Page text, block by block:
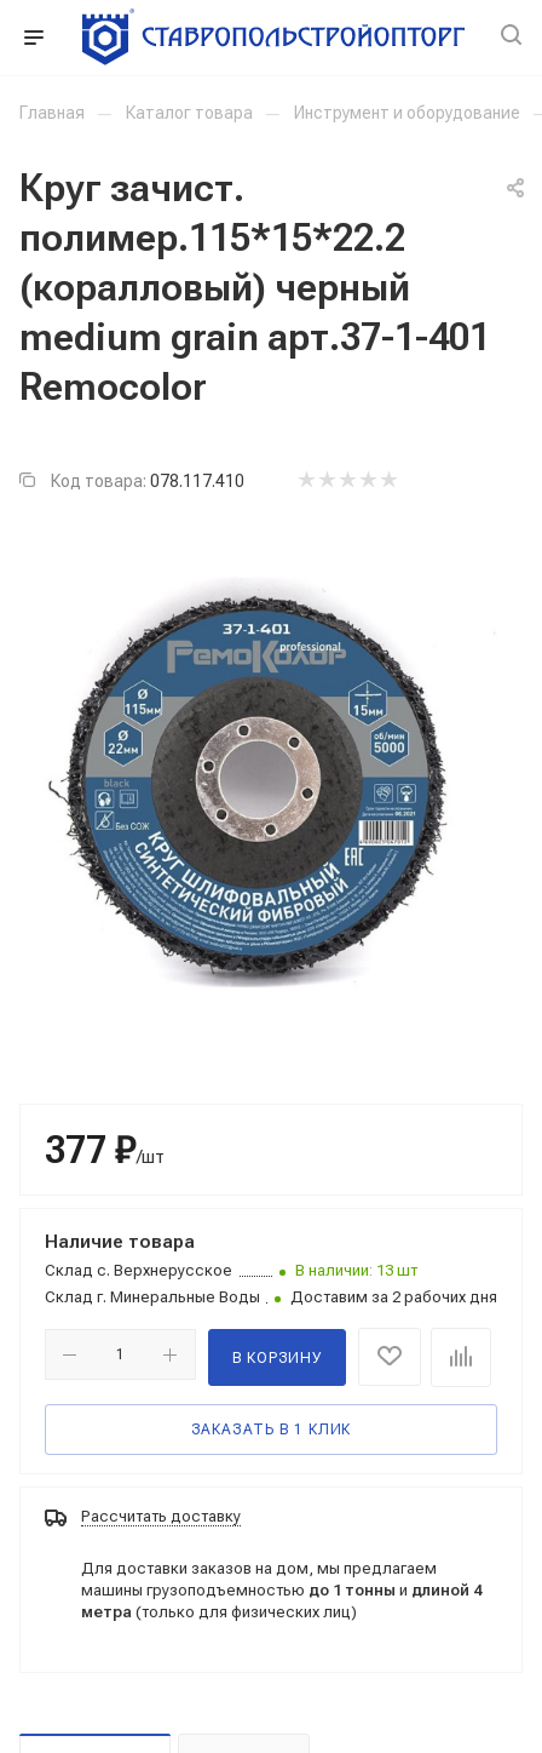
Главная — Каталог товара — Инструмент и оборудование
Круг зачист.
полимер.115*15*22.2
(коралловый) черный
medium grain арт.37-1-401
Remocolor
Код товара: 078.117.410
377 ₽/шт
Наличие товара
Склад с. Верхнерусское
В наличии: 13 шт
Склад г. Минеральные Воды Доставим за 2 рабочих дня
В КОРЗИНУ
ЗАКАЗАТЬ В 1 КЛИК
Рассчитать доставку
Для доставки заказов на дом, мы предлагаем
машины грузоподъемностью до 1 тонны и длиной 4
метра (только для физических лиц)